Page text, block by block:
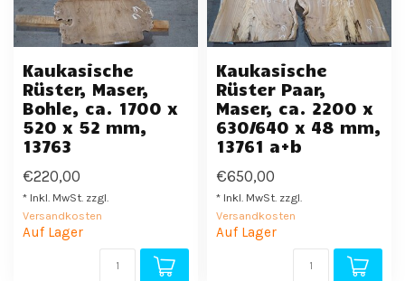
Kaukasische
Rüster, Maser,
Bohle, ca. 1700 x
520 x 52 mm,
13763
€220,00
* Inkl. MwSt. zzgl.
Versandkosten
Auf Lager
Kaukasische
Rüster Paar,
Maser, ca. 2200 x
630/640 x 48 mm,
13761 a+b
€650,00
* Inkl. MwSt. zzgl.
Versandkosten
Auf Lager